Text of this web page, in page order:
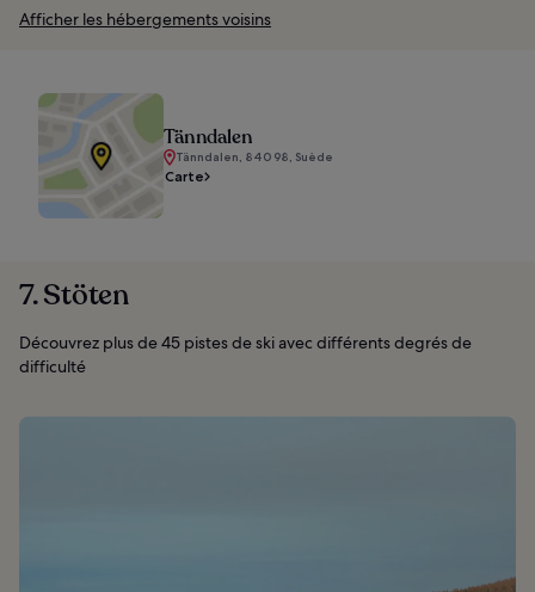
Afficher les hébergements voisins
Tänndalen
Tänndalen, 840 98, Suède
Carte
7. Stöten
Découvrez plus de 45 pistes de ski avec différents degrés de
difficulté